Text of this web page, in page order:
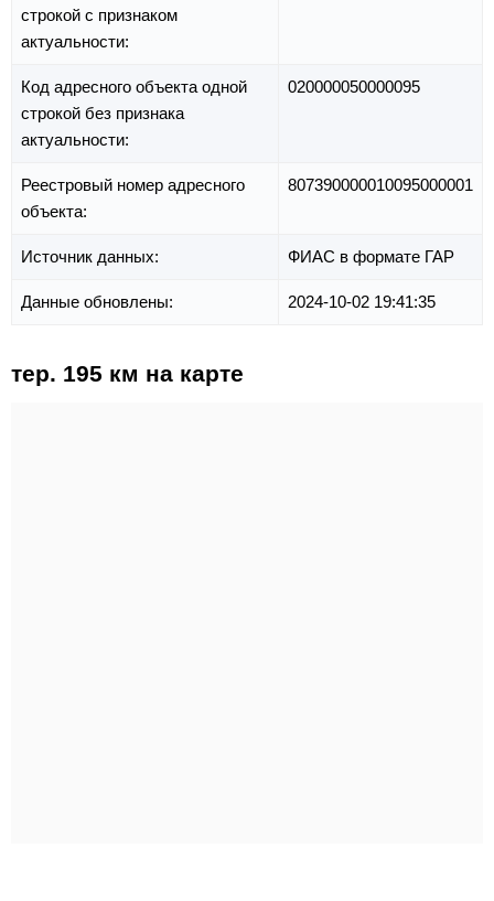
строкой с признаком
актуальности:
Код адресного объекта одной
строкой без признака
актуальности:
020000050000095
Реестровый номер адресного
объекта:
807390000010095000001
Источник данных: ФИАС в формате ГАР
Данные обновлены: 2024-10-02 19:41:35
тер. 195 км на карте